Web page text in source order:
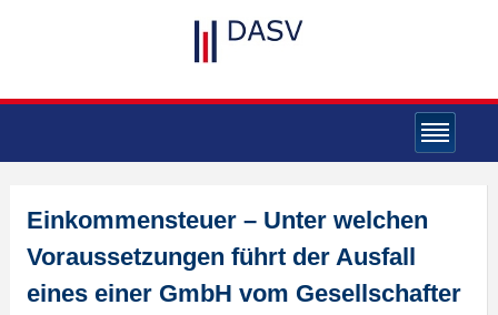
Einkommensteuer – Unter welchen
Voraussetzungen führt der Ausfall
eines einer GmbH vom Gesellschafter